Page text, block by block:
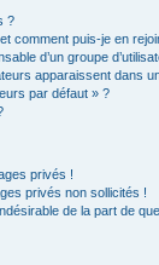
?
comment puis-je en
d’un groupe
apparaissent dans
par défaut » ?
privés !
privés non sollicités !
de la part de